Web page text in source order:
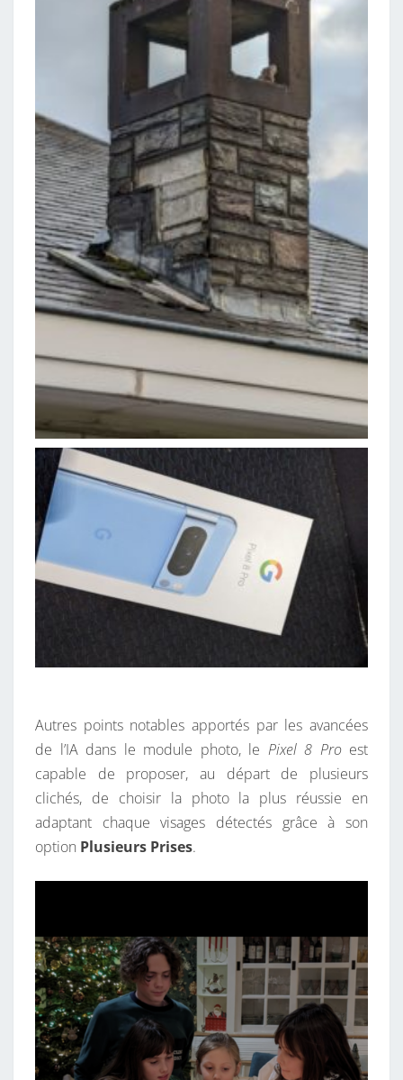
Autres points notables apportés par les avancées
de l’IA dans le module photo, le Pixel 8 Proest
capable de proposer, au départ de plusieurs
clichés, de choisir la photo la plus réussie en
adaptant chaque visages détectés grâce à son
option Plusieurs Prises.